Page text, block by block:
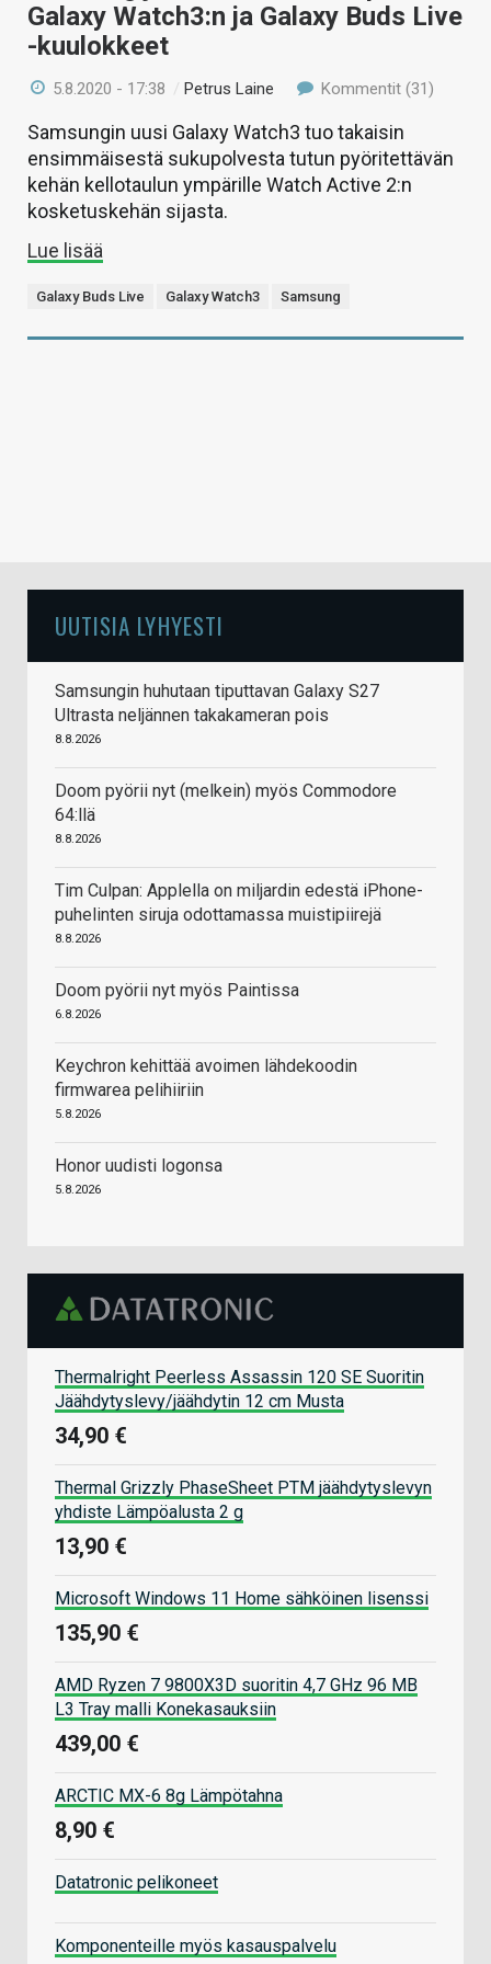
Galaxy Watch3:n ja Galaxy Buds Live
-kuulokkeet
5.8.2020 - 17:38 /Petrus Laine Kommentit (31)
Samsungin uusi Galaxy Watch3 tuo takaisin
ensimmäisestä sukupolvesta tutun pyöritettävän
kehän kellotaulun ympärille Watch Active 2:n
kosketuskehän sijasta.
Lue lisää
Galaxy Buds Live Galaxy Watch3 Samsung
UUTISIA LYHYESTI
Samsungin huhutaan tiputtavan Galaxy S27
Ultrasta neljännen takakameran pois
8.8.2026
Doom pyörii nyt (melkein) myös Commodore
64:llä
8.8.2026
Tim Culpan: Applella on miljardin edestä iPhone-
puhelinten siruja odottamassa muistipiirejä
8.8.2026
Doom pyörii nyt myös Paintissa
6.8.2026
Keychron kehittää avoimen lähdekoodin
firmwarea pelihiiriin
5.8.2026
Honor uudisti logonsa
5.8.2026
Thermalright Peerless Assassin 120 SE Suoritin
Jäähdytyslevy/jäähdytin 12 cm Musta
34,90 €
Thermal Grizzly PhaseSheet PTM jäähdytyslevyn
yhdiste Lämpöalusta 2 g
13,90 €
Microsoft Windows 11 Home sähköinen lisenssi
135,90 €
AMD Ryzen 7 9800X3D suoritin 4,7 GHz 96 MB
L3 Tray malli Konekasauksiin
439,00 €
ARCTIC MX-6 8g Lämpötahna
8,90 €
Datatronic pelikoneet
Komponenteille myös kasauspalvelu